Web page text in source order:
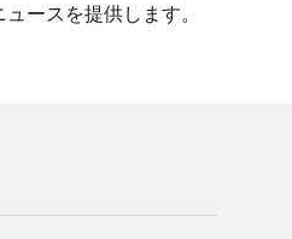
ースを​提供します。